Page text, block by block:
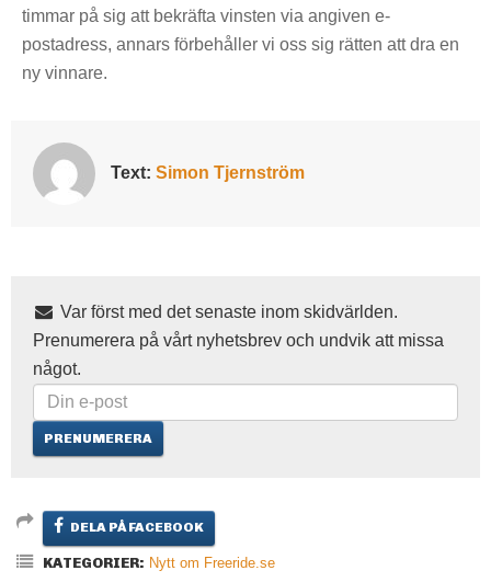
timmar på sig att bekräfta vinsten via angiven e-
postadress, annars förbehåller vi oss sig rätten att dra en
ny vinnare.
Text: Simon Tjernström
Var först med det senaste inom skidvärlden.
Prenumerera på vårt nyhetsbrev och undvik att missa
något.
DELA PÅ FACEBOOK
KATEGORIER: Nytt om Freeride.se